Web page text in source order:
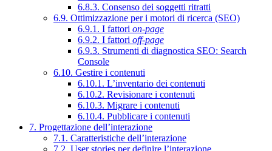
6.8.3. Consenso dei soggetti ritratti
6.9. Ottimizzazione per i motori di ricerca (SEO)
6.9.1. I fattori on-page
6.9.2. I fattori off-page
6.9.3. Strumenti di diagnostica SEO: Search
Console
6.10. Gestire i contenuti
6.10.1. L’inventario dei contenuti
6.10.2. Revisionare i contenuti
6.10.3. Migrare i contenuti
6.10.4. Pubblicare i contenuti
7. Progettazione dell’interazione
7.1. Caratteristiche dell’interazione
7.2. User stories per definire l’interazione